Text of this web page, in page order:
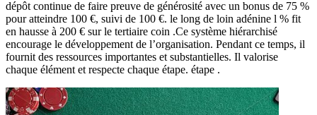
dépôt continue de faire preuve de générosité avec un bonus de 75 %
pour atteindre 100 €, suivi de 100 €. le long de loin adénine l % fit
en hausse à 200 € sur le tertiaire coin .Ce système hiérarchisé
encourage le développement de l’organisation. Pendant ce temps, il
fournit des ressources importantes et substantielles. Il valorise
chaque élément et respecte chaque étape. étape .